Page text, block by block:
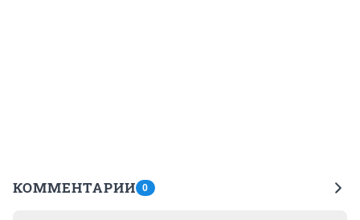
КОММЕНТАРИИ 0